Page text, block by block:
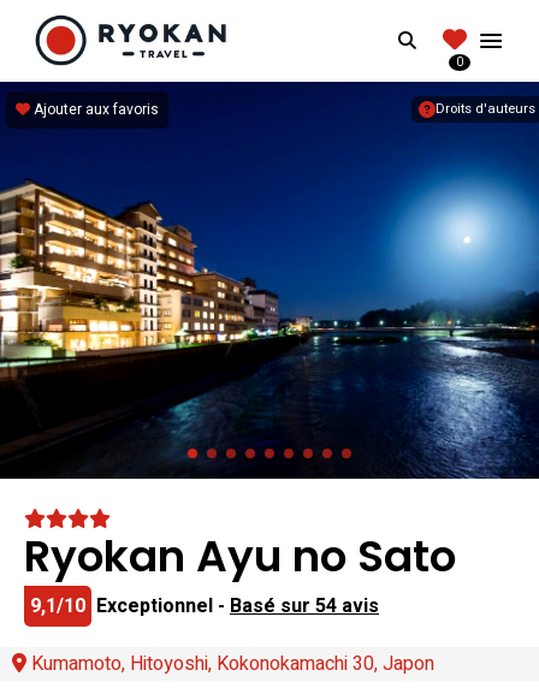
RYOKANTRAVEL
Vivez l'expérience authentique d'un Ryokan
Search
0
Droits d'auteurs
Ajouter aux favoris
Ryokan Ayu no Sato
9,1/10 Exceptionnel - Basé sur 54 avis
Kumamoto, Hitoyoshi, Kokonokamachi 30, Japon